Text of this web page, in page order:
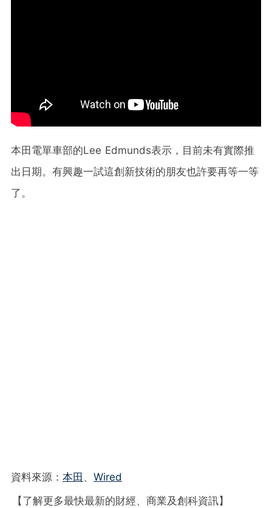
本田電單車部的Lee Edmunds表示，目前未有實際推
出日期。有興趣一試這創新技術的朋友也許要再等一等
了。
資料來源： 本田 、 Wired
【了解更多最快最新的財經、商業及創科資訊】